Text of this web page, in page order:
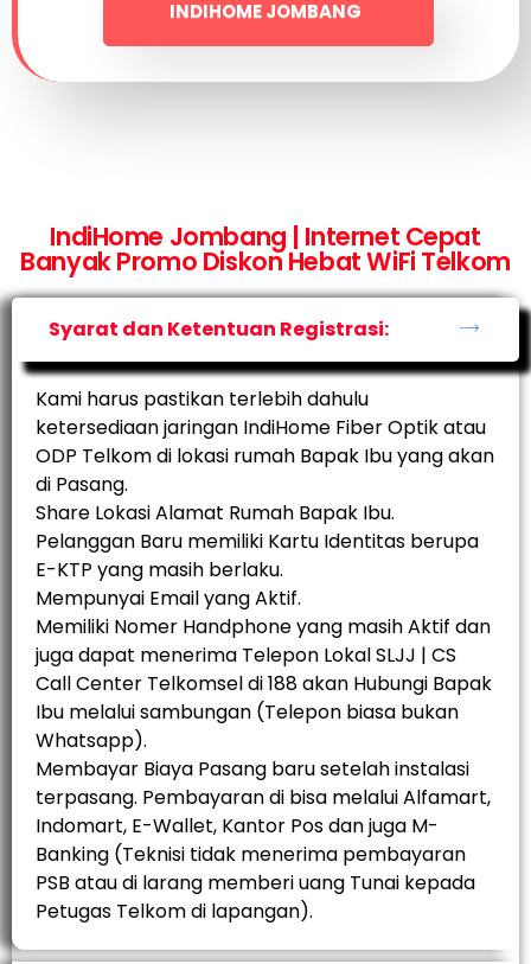
INDIHOME JOMBANG
IndiHome Jombang | Internet Cepat
Banyak Promo Diskon Hebat WiFi Telkom
Syarat dan Ketentuan Registrasi:
Kami harus pastikan terlebih dahulu
ketersediaan jaringan IndiHome Fiber Optik atau
ODP Telkom di lokasi rumah Bapak Ibu yang akan
di Pasang.
Share Lokasi Alamat Rumah Bapak Ibu.
Pelanggan Baru memiliki Kartu Identitas berupa
E-KTP yang masih berlaku.
Mempunyai Email yang Aktif.
Memiliki Nomer Handphone yang masih Aktif dan
juga dapat menerima Telepon Lokal SLJJ | CS
Call Center Telkomsel di 188 akan Hubungi Bapak
Ibu melalui sambungan (Telepon biasa bukan
Whatsapp).
Membayar Biaya Pasang baru setelah instalasi
terpasang. Pembayaran di bisa melalui Alfamart,
Indomart, E-Wallet, Kantor Pos dan juga M-
Banking (Teknisi tidak menerima pembayaran
PSB atau di larang memberi uang Tunai kepada
Petugas Telkom di lapangan).